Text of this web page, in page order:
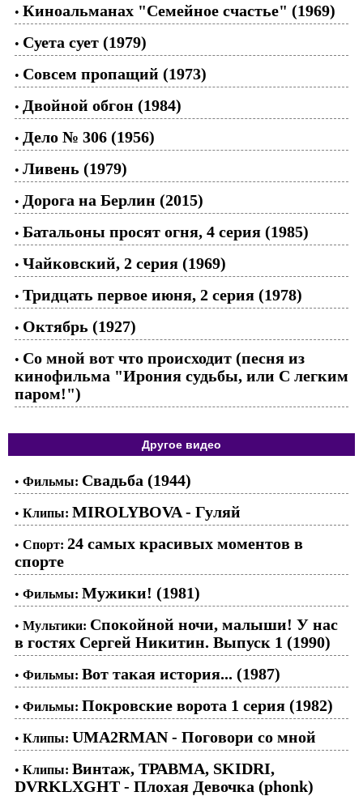
• Киноальманах "Семейное счастье" (1969)
• Суета сует (1979)
• Совсем пропащий (1973)
• Двойной обгон (1984)
• Дело № 306 (1956)
• Ливень (1979)
• Дорога на Берлин (2015)
• Батальоны просят огня, 4 серия (1985)
• Чайковский, 2 серия (1969)
• Тридцать первое июня, 2 серия (1978)
• Октябрь (1927)
• Со мной вот что происходит (песня из
кинофильма "Ирония судьбы, или С легким
паром!")
Другое видео
• Фильмы: Свадьба (1944)
• Клипы: MIROLYBOVA - Гуляй
• Спорт: 24 самых красивых моментов в
спорте
• Фильмы: Мужики! (1981)
• Мультики: Спокойной ночи, малыши! У нас
в гостях Сергей Никитин. Выпуск 1 (1990)
• Фильмы: Вот такая история... (1987)
• Фильмы: Покровские ворота 1 серия (1982)
• Клипы: UMA2RMAN - Поговори со мной
• Клипы: Винтаж, ТРАВМА, SKIDRI,
DVRKLXGHT - Плохая Девочка (phonk)